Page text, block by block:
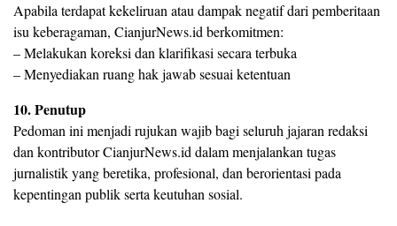
Apabila terdapat kekeliruan atau dampak negatif dari pemberitaan
isu keberagaman, CianjurNews.id berkomitmen:
– Melakukan koreksi dan klarifikasi secara terbuka
– Menyediakan ruang hak jawab sesuai ketentuan
10.⁠ ⁠Penutup
Pedoman ini menjadi rujukan wajib bagi seluruh jajaran redaksi
dan kontributor CianjurNews.id dalam menjalankan tugas
jurnalistik yang beretika, profesional, dan berorientasi pada
kepentingan publik serta keutuhan sosial.